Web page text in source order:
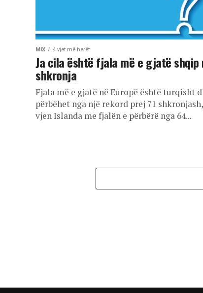
MIX 4 vjet më herët
Ja cila është fjala më e gjatë shqip
shkronja
Fjala më e gjatë në Europë është turqisht
përbëhet nga një rekord prej 71
vjen Islanda me fjalën e përbërë nga 64...